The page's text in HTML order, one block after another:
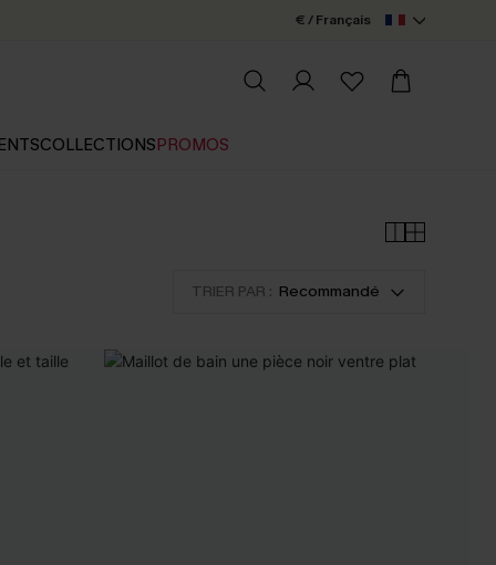
€ / Français
COLLECTIONSPROMOS
TRIER PAR : Recommandé